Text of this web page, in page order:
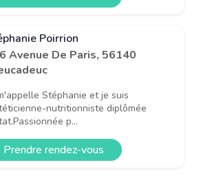
Poirrion
Avenue De Paris, 56140
Stéphanie et je suis
nutritionniste diplômée
p...
Prendre rendez-vous